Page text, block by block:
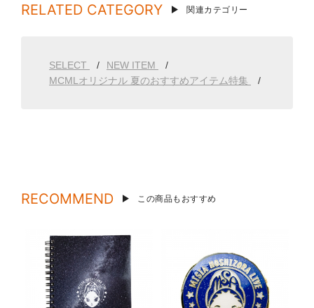
RELATED CATEGORY 関連カテゴリー
SELECT
NEW ITEM
MCMLオリジナル 夏のおすすめアイテム特集
RECOMMEND この商品もおすすめ